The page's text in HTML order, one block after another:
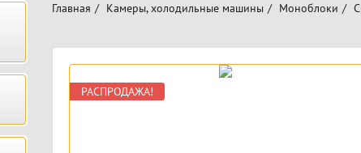
Главная Камеры, холодильные машины Моноблоки
РАСПРОДАЖА!